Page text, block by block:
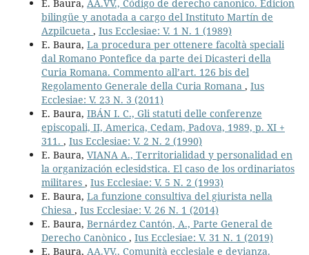
E. Baura, AA.VV., Código de derecho canonico. Edicion
bilingüe y anotada a cargo del Instituto Martín de
Azpilcueta , Ius Ecclesiae: V. 1 N. 1 (1989)
E. Baura, La procedura per ottenere facoltà speciali
dal Romano Pontefice da parte dei Dicasteri della
Curia Romana. Commento all’art. 126 bis del
Regolamento Generale della Curia Romana , Ius
Ecclesiae: V. 23 N. 3 (2011)
E. Baura, IBÁN I. C., Gli statuti delle conferenze
episcopali, II, America, Cedam, Padova, 1989, p. XI +
311. , Ius Ecclesiae: V. 2 N. 2 (1990)
E. Baura, VIANA A., Territorialidad y personalidad en
la organización eclesidstica. El caso de los ordinariatos
militares , Ius Ecclesiae: V. 5 N. 2 (1993)
E. Baura, La funzione consultiva del giurista nella
Chiesa , Ius Ecclesiae: V. 26 N. 1 (2014)
E. Baura, Bernárdez Cantón, A., Parte General de
Derecho Canònico , Ius Ecclesiae: V. 31 N. 1 (2019)
E. Baura, AA.VV., Comunità ecclesiale e devianza.